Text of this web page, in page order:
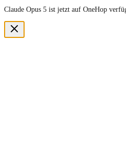
Claude Opus 5 ist jetzt auf OneHop